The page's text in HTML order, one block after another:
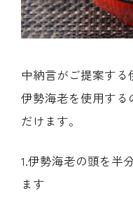
中納言がご提案す
伊勢海老を使用する
だけます。
1.伊勢海老の頭を半
ます